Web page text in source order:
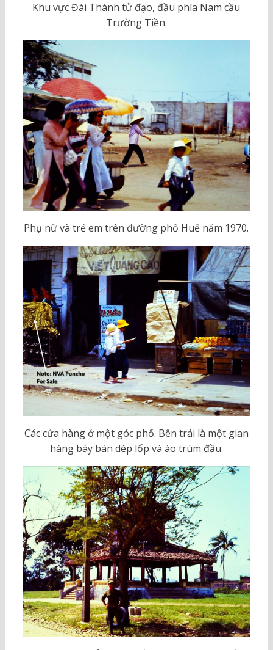
Khu vực Đài Thánh tử đạo, đầu phía Nam cầu
Trường Tiền.
Phụ nữ và trẻ em trên đường phố Huế năm 1970.
Các cửa hàng ở một góc phố. Bên trái là một gian
hàng bày bán dép lốp và áo trùm đầu.